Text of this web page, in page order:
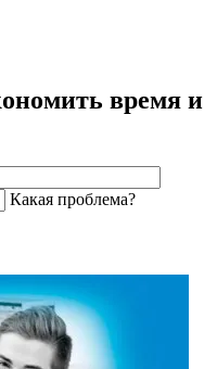
время и
Какая проблема?